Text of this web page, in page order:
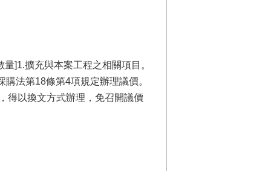
]1.擴充與本案工程之相關項目。
法第18條第4項規定辦理議價。
得以換文方式辦理，免召開議價